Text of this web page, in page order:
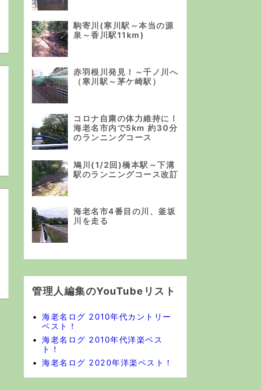
駒寄川(寒川駅～本当の源
泉～香川駅11km)
赤羽根川発見！～千ノ川へ
（寒川駅～茅ケ崎駅）
コロナ自粛の体力維持に！
海老名市内で5km 約30分
のランニングコース
鳩川(1/2回)橋本駅～下溝
駅のランニングコース改訂
海老名市4番目の川、釜坂
川を走る
管理人編集のYouTubeリスト
海老名ログ 2010年代カントリー
ベスト！
海老名ログ 2010年代洋楽ベス
ト！
海老名ログ 2020年洋楽ベスト！